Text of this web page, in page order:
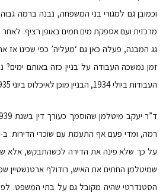
וכמובן גם למגורי בני המשפחה, נבנה ברמה
מרכזית ועם אספקת מים חמים באופן רציף. לאחר
גג המבנה, פעלה כאן גם ‘מעליה’ כפי שכינו
זמן נמשכה העבודה על בניין כזה באותם
העבודות ביולי 1934, הבניין מוכן לאיכלוס ביוני 1935.
על כך שלא פינה את הדירה לכשהתבקש, אלא
שמיטלמן החתים את האיש, רודולף ארטנשטיין
הסטנדרטי שהיה מקובל גם על בתי המשפט.